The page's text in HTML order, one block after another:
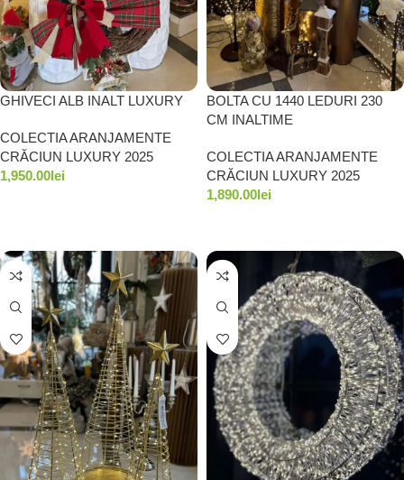
GHIVECI ALB INALT LUXURY
COLECTIA ARANJAMENTE
CRĂCIUN LUXURY 2025
1,950.00lei
BOLTA CU 1440 LEDURI 230
CM INALTIME
COLECTIA ARANJAMENTE
CRĂCIUN LUXURY 2025
1,890.00lei